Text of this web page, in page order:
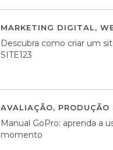
MARKETING DIGITAL,
Descubra como criar um
SITE123
AVALIAÇÃO,
Manual GoPro: aprenda a
momento